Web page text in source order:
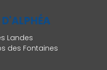
D'ALPHÉA
Landes
des Fontaines